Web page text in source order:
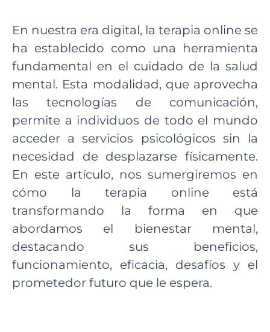
En nuestra era digital, la terapia online se
ha establecido como una herramienta
fundamental en el cuidado de la salud
mental. Esta modalidad, que aprovecha
las tecnologías de comunicación,
permite a individuos de todo el mundo
acceder a servicios psicológicos sin la
necesidad de desplazarse físicamente.
En este artículo, nos sumergiremos en
cómo la terapia online está
transformando la forma en que
abordamos el bienestar mental,
destacando sus beneficios,
funcionamiento, eficacia, desafíos y el
prometedor futuro que le espera.